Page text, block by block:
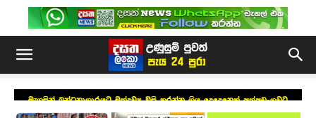
මැගසින් බන්ධනාගාරයට මත්ද්‍රව්‍ය විසි කරන්න ගිය දෙදෙනෙක් අත්අඩංගුවට